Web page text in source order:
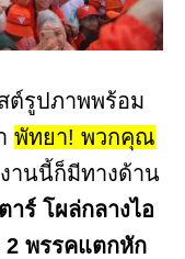
ต์รูปภาพพร้อม
พัทยา! พวกคุณ
านนี้ก็มีทางด้าน
าร์ โผล่กลางไอ
2 พรรคแตกหัก